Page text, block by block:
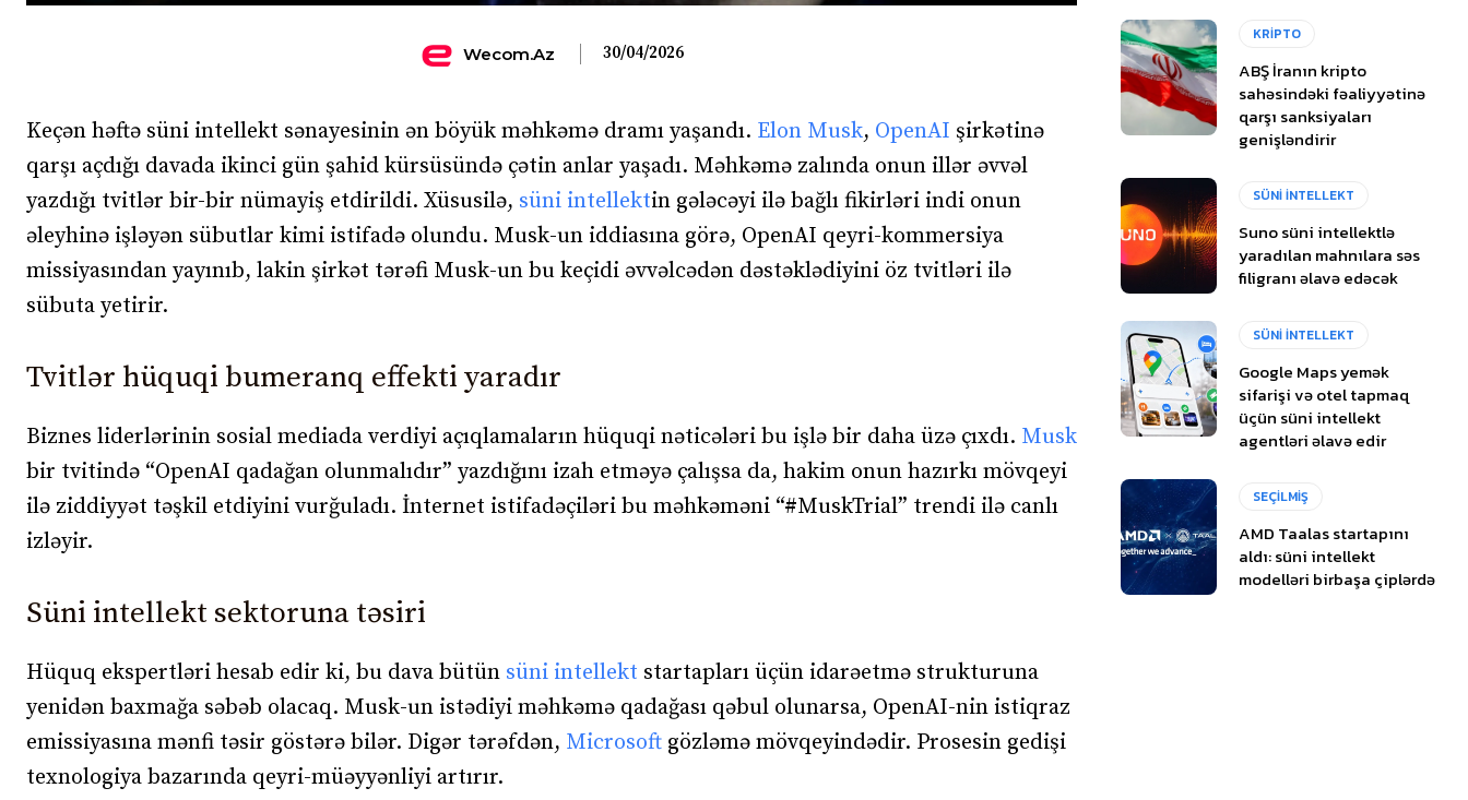
Wecom.az 30/04/2026
Keçən həftə süni intellekt sənayesinin ən böyük məhkəmə dramı yaşandı. Elon Musk, OpenAI şirkətinə
qarşı açdığı davada ikinci gün şahid kürsüsündə çətin anlar yaşadı. Məhkəmə zalında onun illər əvvəl
yazdığı tvitlər bir-bir nümayiş etdirildi. Xüsusilə, süni intellektin gələcəyi ilə bağlı fikirləri indi onun
əleyhinə işləyən sübutlar kimi istifadə olundu. Musk-un iddiasına görə, OpenAI qeyri-kommersiya
missiyasından yayınıb, lakin şirkət tərəfi Musk-un bu keçidi əvvəlcədən dəstəklədiyini öz tvitləri ilə
sübuta yetirir.
Tvitlər hüquqi bumeranq effekti yaradır
Biznes liderlərinin sosial mediada verdiyi açıqlamaların hüquqi nəticələri bu işlə bir daha üzə çıxdı. Musk
bir tvitində “OpenAI qadağan olunmalıdır” yazdığını izah etməyə çalışsa da, hakim onun hazırkı mövqeyi
ilə ziddiyyət təşkil etdiyini vurğuladı. İnternet istifadəçiləri bu məhkəməni “#MuskTrial” trendi ilə canlı
izləyir.
Süni intellekt sektoruna təsiri
Hüquq ekspertləri hesab edir ki, bu dava bütün süni intellekt startapları üçün idarəetmə strukturuna
yenidən baxmağa səbəb olacaq. Musk-un istədiyi məhkəmə qadağası qəbul olunarsa, OpenAI-nin istiqraz
emissiyasına mənfi təsir göstərə bilər. Digər tərəfdən, Microsoft gözləmə mövqeyindədir. Prosesin gedişi
texnologiya bazarında qeyri-müəyyənliyi artırır.
KRİPTO
ABŞ İranın kripto
sahəsindəki fəaliyyətinə
qarşı sanksiyaları
genişləndirir
SÜNİ İNTELLEKT
Suno süni intellektlə
yaradılan mahnılara səs
filigranı əlavə edəcək
SÜNİ İNTELLEKT
Google Maps yemək
sifarişi və otel tapmaq
üçün süni intellekt
agentləri əlavə edir
SEÇİLMİŞ
AMD Taalas startapını
aldı: süni intellekt
modelləri birbaşa çiplərdə